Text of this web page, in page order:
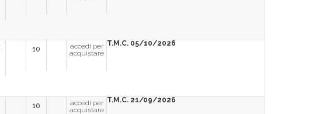
10
accedi per
acquistare
T.M.C. 05/10/2026
10
accedi per
acquistare
T.M.C. 21/09/2026